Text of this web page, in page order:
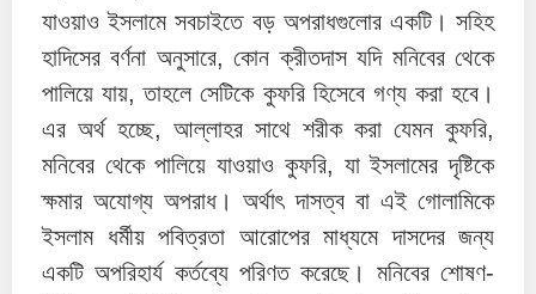
যাওয়াও ইসলামে সবচাইতে বড় অপরাধগুলোর একটি। সহিহ
হাদিসের বর্ণনা অনুসারে, কোন ক্রীতদাস যদি মনিবের থেকে
পালিয়ে যায়, তাহলে সেটিকে কুফরি হিসেবে গণ্য করা হবে।
এর অর্থ হচ্ছে, আল্লাহর সাথে শরীক করা যেমন কুফরি,
মনিবের থেকে পালিয়ে যাওয়াও কুফরি, যা ইসলামের দৃষ্টিকে
ক্ষমার অযোগ্য অপরাধ। অর্থাৎ দাসত্ব বা এই গোলামিকে
ইসলাম ধর্মীয় পবিত্রতা আরোপের মাধ্যমে দাসদের জন্য
একটি অপরিহার্য কর্তব্যে পরিণত করেছে। মনিবের শোষণ-